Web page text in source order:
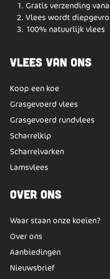
Gratis verzending
Vlees wordt
100% natuurlijk vlees
Vlees van ons
Koop een koe
Grasgevoerd vlees
Grasgevoerd rundvlees
Scharrelkip
Scharrelvarken
Lamsvlees
Over ons
Waar staan onze koeien?
Over ons
Aanbiedingen
Nieuwsbrief